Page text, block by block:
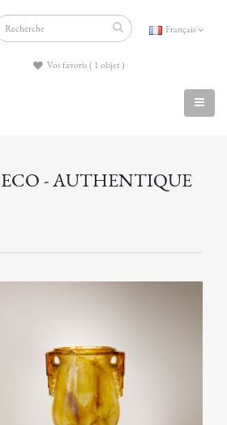
Français
Vos favoris ( 1 objet )
- AUTHENTIQUE